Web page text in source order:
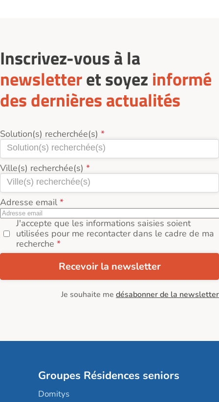
Inscrivez-vous à la
newsletteret soyez informé
des dernières actualités
Solution(s) recherchée(s)
Ville(s) recherchée(s)
Adresse email
J'accepte que les informations saisies soient
utilisées pour me recontacter dans le cadre de ma
recherche
Recevoir la newsletter
Je souhaite me désabonner de la newsletter
Groupes Résidences seniors
Domitys